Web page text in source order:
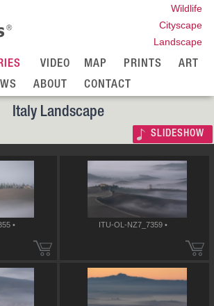
Wildlife
Cityscape
Landscape
VIDEO MAP PRINTS
ART
ABOUT CONTACT
Italy Landscape
SLIDESHOW
• ITU-OL-NZ7_7359 •